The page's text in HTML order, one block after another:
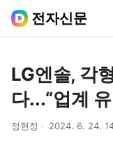
전자신문
LG엔솔, 각
다...“업계
정현정 2024. 6. 24.